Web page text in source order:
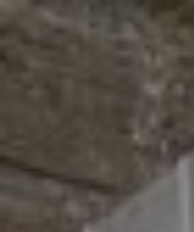
Jaaroverzicht